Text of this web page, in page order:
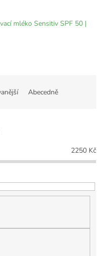
mléko Sensitiv SPF 50 |
Abecedně
2250 Kč